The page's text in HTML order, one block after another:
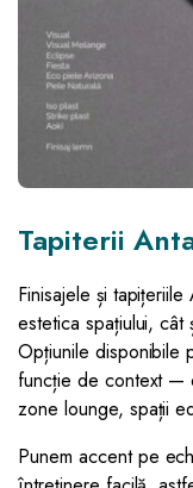
Tapiterii
Finisajele și
estetica spațiului, cât
Opțiunile disponibile
funcție de context —
zone lounge, spații
Punem accent pe